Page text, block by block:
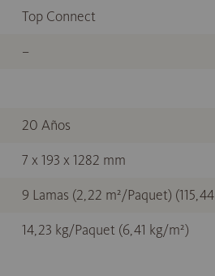
Top Connect
–
20 Años
7 x 193 x 1282 mm
9 Lamas (2,22 m²/Paquet)
14,23 kg/Paquet (6,41 kg/m²)